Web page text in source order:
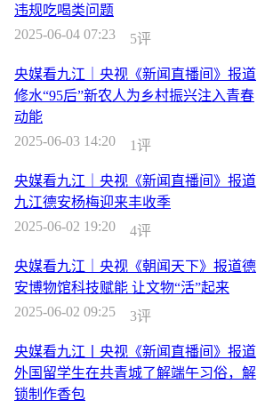
违规吃喝类问题
2025-06-04 07:23
5评
央媒看九江｜央视《新闻直播间》报道
修水“95后”新农人为乡村振兴注入青春
动能
2025-06-03 14:20
1评
央媒看九江｜央视《新闻直播间》报道
九江德安杨梅迎来丰收季
2025-06-02 19:20
4评
央媒看九江｜央视《朝闻天下》报道德
安博物馆科技赋能 让文物“活”起来
2025-06-02 09:25
3评
央媒看九江丨央视《新闻直播间》报道
外国留学生在共青城了解端午习俗，解
锁制作香包